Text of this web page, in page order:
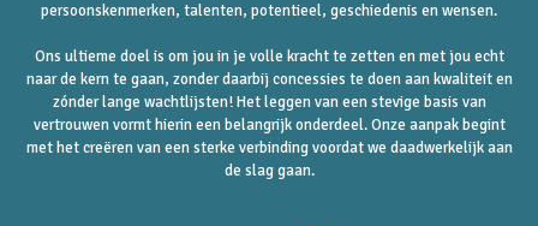
persoonskenmerken, talenten, potentieel, geschiedenis en wensen.
Ons ultieme doel is om jou in je volle kracht te zetten en met jou echt
naar de kern te gaan, zonder daarbij concessies te doen aan kwaliteit en
zónder lange wachtlijsten! Het leggen van een stevige basis van
vertrouwen vormt hierin een belangrijk onderdeel. Onze aanpak begint
met het creëren van een sterke verbinding voordat we daadwerkelijk aan
de slag gaan.